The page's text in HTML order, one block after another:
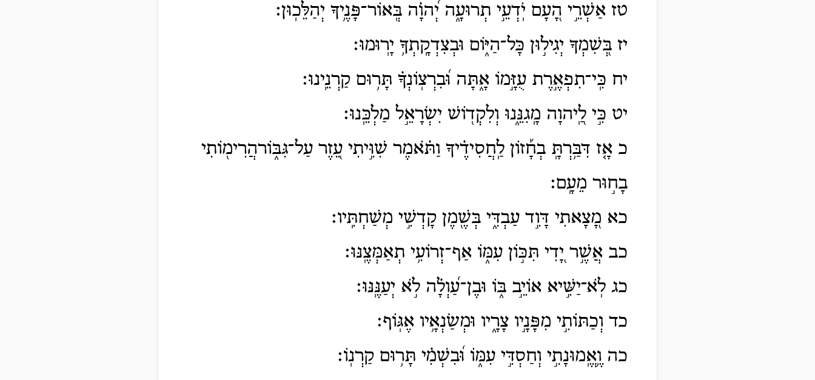
טז אַשְׁרֵ֣י הָ֭עָם יֹֽדְעֵ֣י תְרוּעָ֑ה יְ֝הוָ֗ה בְּֽאוֹר־פָּנֶ֥יךָ יְהַלֵּכֽוּן׃
יז בְּ֭שִׁמְךָ יְגִיל֣וּן כָּל־הַיּ֑וֹם וּבְצִדְקָֽתְךָ֥ יָרֽוּמוּ׃
יח כִּֽי־תִפְאֶ֣רֶת עֻזָּ֣מוֹ אָ֑תָּה וּ֝בִרְצֽוֹנְךָ֗ תָּר֥וּם קַרְנֵֽינוּ׃
יט כִּ֣י לַֽ֭יהוָה מָֽגִנֵּ֑נוּ וְלִקְד֖וֹשׁ יִשְׂרָאֵ֣ל מַלְכֵּֽנוּ׃
כ אָ֤ז דִּבַּ֥רְתָּֽ בְחָ֡זוֹן לַֽחֲסִידֶ֗יךָ וַתֹּ֗אמֶר שִׁוִּ֣יתִי עֵ֭זֶר עַל־גִּבּ֑וֹרהֲרִימ֖וֹתִי
בָח֣וּר מֵעָֽם׃
כא מָ֭צָאתִי דָּוִ֣ד עַבְדִּ֑י בְּשֶׁ֖מֶן קָדְשִׁ֣י מְשַׁחְתִּֽיו׃
כב אֲשֶׁ֣ר יָ֭דִי תִּכּ֣וֹן עִמּ֑וֹ אַף־זְרוֹעִ֥י תְאַמְּצֶֽנּוּ׃
כג לֹֽא־יַשִּׁ֣יא אוֹיֵ֣ב בּ֑וֹ וּבֶן־עַ֝וְלָ֗ה לֹ֣א יְעַנֶּֽנּוּ׃
כד וְכַתּוֹתִ֣י מִפָּנָ֣יו צָרָ֑יו וּמְשַׂנְאָ֥יו אֶגּֽוֹף׃
כה וֶ֥אֱֽמוּנָתִ֣י וְחַסְדִּ֣י עִמּ֑וֹ וּ֝בִשְׁמִ֗י תָּר֥וּם קַרְנֽוֹ׃